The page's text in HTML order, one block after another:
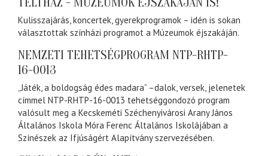
Kulisszajárás, koncertek, gyerekprogramok – idén is sokan
választottak színházi programot a Múzeumok éjszakáján.
NEMZETI TEHETSÉGPROGRAM NTP-RHTP-
16-0013
„Játék, a boldogság édes madara” –dalok, versek, jelenetek
címmel NTP-RHTP-16-0013 tehetséggondozó program
valósult meg a Kecskeméti Széchenyivárosi Arany János
Általános Iskola Móra Ferenc Általános Iskolájában a
Színészek az Ifjúságért Alapítvány szervezésében.